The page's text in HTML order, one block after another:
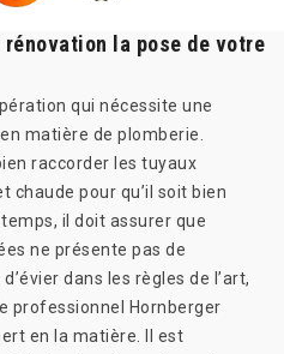
la pose de votre
qui nécessite une
matière de plomberie.
raccorder les tuyaux
chaude pour qu’il soit bien
il doit assurer que
ne présente pas de
dans les règles de l’art,
professionnel Hornberger
en la matière. Il est